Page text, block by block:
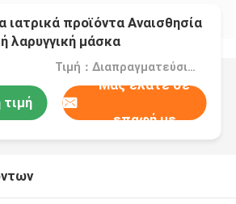
ιατρικά προϊόντα Αναισθησία
λαρυγγική μάσκα
Τιμή：Διαπραγματεύσιμα
Μας ελάτε σε
επαφή με